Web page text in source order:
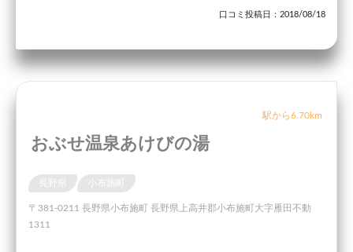
口コミ投稿日：2018/08/18
駅から6.70km
おぶせ温泉あけびの湯
小布施町
〒381-0211 長野県小布施町 長野県上高井郡小布施町大字雁田不動
1311